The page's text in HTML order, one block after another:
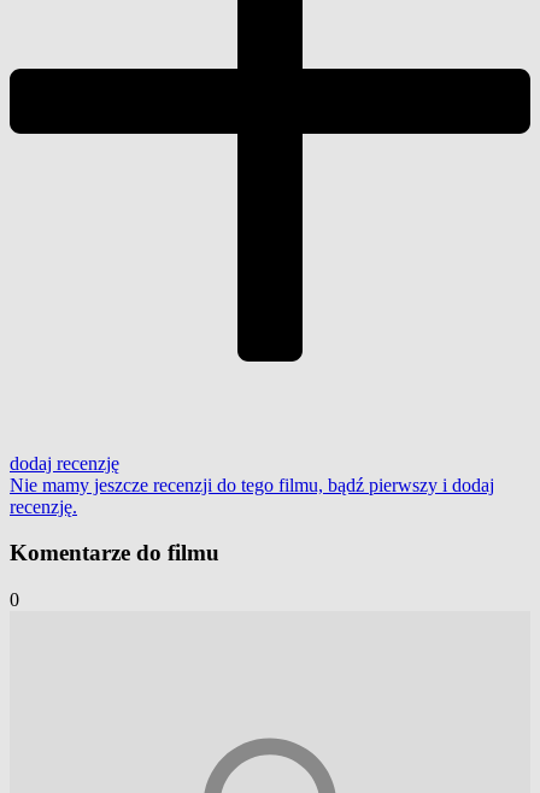
dodaj recenzję
Nie mamy jeszcze recenzji do tego filmu, bądź pierwszy i dodaj
recenzję.
Komentarze do filmu
0